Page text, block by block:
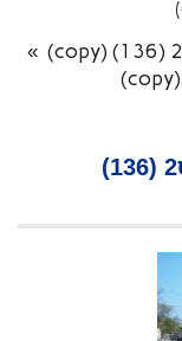
»
כורסי כנסיה מוטיבים מהפסיפס2 (136)